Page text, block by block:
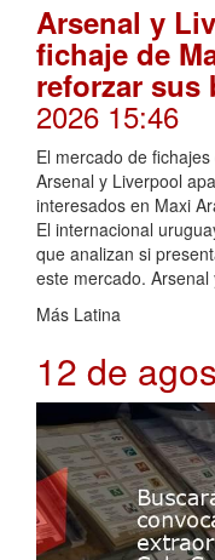
Arsenal y
fichaje de
reforzar sus
2026 15:46
El mercado de
Arsenal y Liverpool
interesados en Maxi
El internacional
que analizan si
este mercado.
Más Latina
12 de